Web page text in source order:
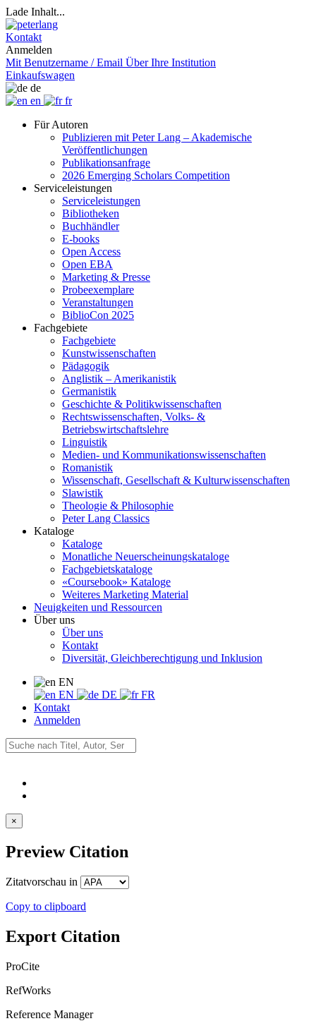
Lade Inhalt...
Kontakt
Anmelden
Mit Benutzername / Email Über Ihre Institution
Einkaufswagen
de
en
fr
Für Autoren
Publizieren mit Peter Lang – Akademische
Veröffentlichungen
Publikationsanfrage
2026 Emerging Scholars Competition
Serviceleistungen
Serviceleistungen
Bibliotheken
Buchhändler
E-books
Open Access
Open EBA
Marketing & Presse
Probeexemplare
Veranstaltungen
BiblioCon 2025
Fachgebiete
Fachgebiete
Kunstwissenschaften
Pädagogik
Anglistik – Amerikanistik
Germanistik
Geschichte & Politikwissenschaften
Rechtswissenschaften, Volks- &
Betriebswirtschaftslehre
Linguistik
Medien- und Kommunikationswissenschaften
Romanistik
Wissenschaft, Gesellschaft & Kulturwissenschaften
Slawistik
Theologie & Philosophie
Peter Lang Classics
Kataloge
Kataloge
Monatliche Neuerscheinungskataloge
Fachgebietskataloge
«Coursebook» Kataloge
Weiteres Marketing Material
Neuigkeiten und Ressourcen
Über uns
Über uns
Kontakt
Diversität, Gleichberechtigung und Inklusion
EN
EN
DE
FR
Kontakt
Anmelden
×
Preview Citation
Zitatvorschau in
Copy to clipboard
Export Citation
ProCite
RefWorks
Reference Manager